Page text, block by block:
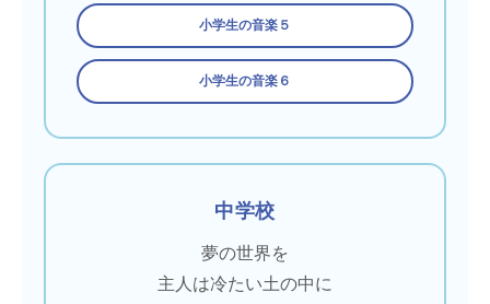
小学生の音楽５
小学生の音楽６
中学校
夢の世界を
主人は冷たい土の中に